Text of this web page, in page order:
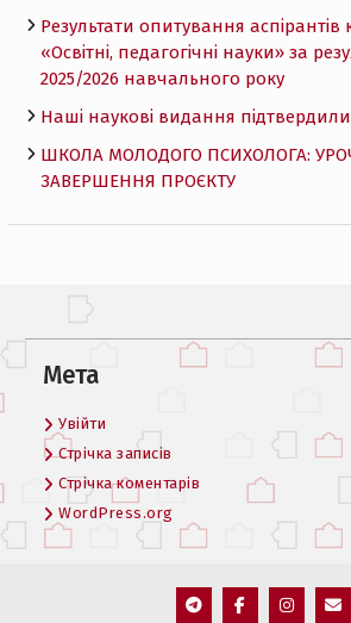
Результати опитування
«Освітні, педагогічні науки» за
2025/2026 навчального року
Наші наукові видання підтвердили
ШКОЛА МОЛОДОГО ПСИХОЛОГА:
ЗАВЕРШЕННЯ ПРОЄКТУ
Мета
Увійти
Стрічка записів
Стрічка коментарів
WordPress.org